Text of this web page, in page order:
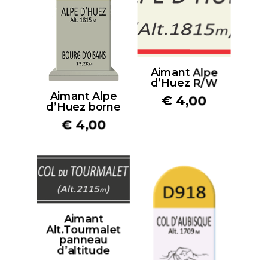
Aimant Alpe
d’Huez borne
€ 4,00
Aimant Alpe
d’Huez R/W
€ 4,00
Aimant
Alt.Tourmalet
panneau
d’altitude